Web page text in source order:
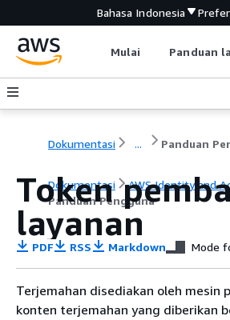
Bahasa Indonesia
Mulai Panduan
Dokumentasi ... Panduan
Dokumentasi
AWS Identity and
Panduan Pengguna
Token
layanan
PDF RSS Markdown Mode
Terjemahan disediakan oleh mesin
konten terjemahan yang diberikan